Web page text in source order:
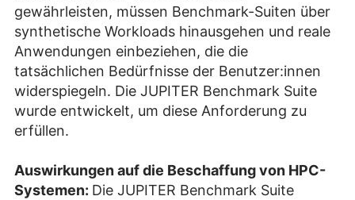
gewährleisten, müssen Benchmark-Suiten über
synthetische Workloads hinausgehen und reale
Anwendungen einbeziehen, die die
tatsächlichen Bedürfnisse der Benutzer:innen
widerspiegeln. Die JUPITER Benchmark Suite
wurde entwickelt, um diese Anforderung zu
erfüllen.
Auswirkungen auf die Beschaffung von HPC-
Systemen: Die JUPITER Benchmark Suite